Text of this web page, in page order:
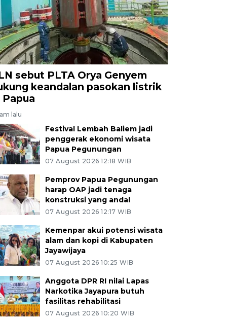
sebut PLTA Orya Genyem
keandalan pasokan listrik
Papua
lalu
Festival Lembah Baliem jadi
penggerak ekonomi wisata
Papua Pegunungan
07 August 2026 12:18 WIB
Pemprov Papua Pegunungan
harap OAP jadi tenaga
konstruksi yang andal
07 August 2026 12:17 WIB
Kemenpar akui potensi wisata
alam dan kopi di Kabupaten
Jayawijaya
07 August 2026 10:25 WIB
Anggota DPR RI nilai Lapas
Narkotika Jayapura butuh
fasilitas rehabilitasi
07 August 2026 10:20 WIB